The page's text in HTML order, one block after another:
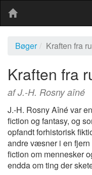
Bøger
Kraften fra
Kraften fra
af J.-H. Rosny aîné
J.-H. Rosny Aîné var
fiction og fantasy, og
opfandt forhistorisk
andre væsner i en
fiction om mennesker
endda om ting der